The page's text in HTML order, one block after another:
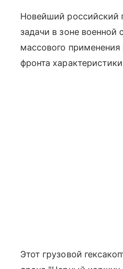
Новейший российский
задачи в зоне военной
массового
фронта
Этот грузовой